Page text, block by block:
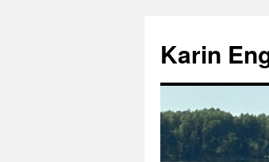
innehåll
Karin